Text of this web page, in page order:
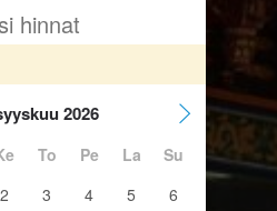
hinnat
2026
To Pe La
Su
2 3 4 5
6